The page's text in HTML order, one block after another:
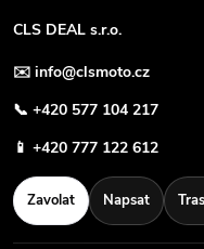
CLS DEAL s.r.o.
✉️ info@clsmoto.cz
📞 +420 577 104 217
📱 +420 777 122 612
Zavolat Napsat